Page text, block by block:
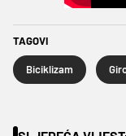
TAGOVI
Biciklizam